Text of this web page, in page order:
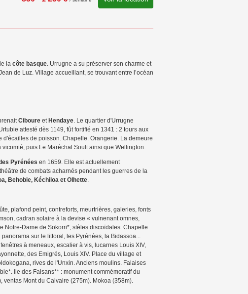
la côte basque . Urrugne a su préserver son charme et
de Luz. Village accueillant, se trouvant entre l’océan
Ciboure et Hendaye. Le quartier d'Urrugne
attesté dès 1149, fût fortifié en 1341 : 2 tours aux
de poisson. Chapelle. Orangerie. La demeure
puis Le Maréchal Soult ainsi que Wellington.
Pyrénées en 1659. Elle est actuellement
de combats acharnés pendant les guerres de la
Behobie, Kéchiloa et Olhette.
plafond peint, contreforts, meurtrières, galeries, fonts
cadran solaire à la devise « vulnenant omnes,
Notre-Dame de Sokorri*, stèles discoïdales. Chapelle
sur le littoral, les Pyrénées, la Bidassoa...
à meneaux, escalier à vis, lucarnes Louis XIV,
des Emigrés, Louis XIV. Place du village et
rives de l'Unxin. Anciens moulins. Falaises
Ile des Faisans** : monument commémoratif du
Mont du Calvaire (275m). Mokoa (358m).